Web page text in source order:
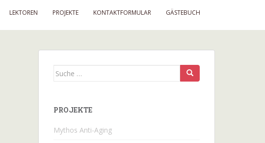
LEKTOREN PROJEKTE KONTAKTFORMULAR GÄSTEBUCH
Suche
PROJEKTE
Mythos Anti-Aging